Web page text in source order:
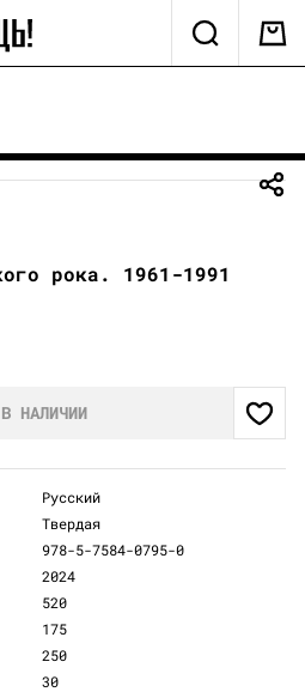
рока. 1961-1991
НАЛИЧИИ
Русский
Твердая
978-5-7584-0795-0
2024
520
175
250
30